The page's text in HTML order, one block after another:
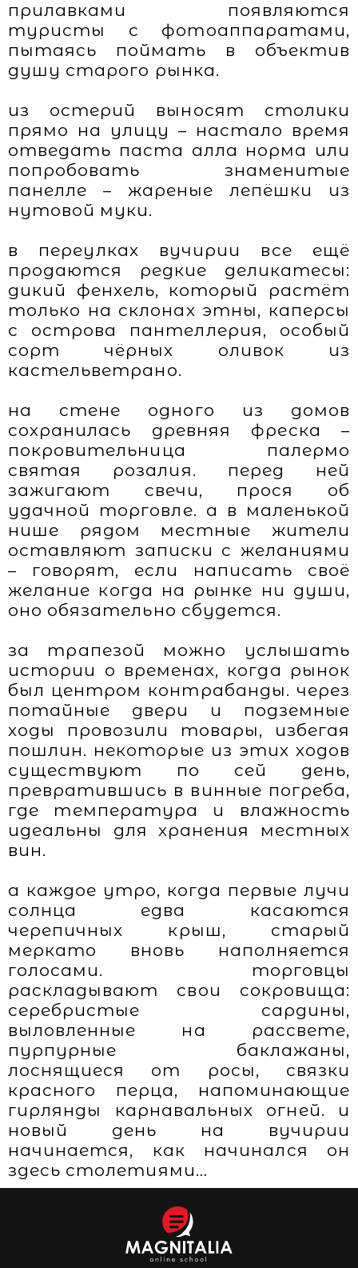
прилавками появляются
туристы с фотоаппаратами,
пытаясь поймать в объектив
душу старого рынка.
из остерий выносят столики
прямо на улицу – настало время
отведать паста алла норма или
попробовать знаменитые
панелле – жареные лепёшки из
нутовой муки.
в переулках вучирии все ещё
продаются редкие деликатесы:
дикий фенхель, который растёт
только на склонах этны, каперсы
с острова пантеллерия, особый
сорт чёрных оливок из
кастельветрано.
на стене одного из домов
сохранилась древняя фреска –
покровительница палермо
святая розалия. перед ней
зажигают свечи, прося об
удачной торговле. а в маленькой
нише рядом местные жители
оставляют записки с желаниями
– говорят, если написать своё
желание когда на рынке ни души,
оно обязательно сбудется.
за трапезой можно услышать
истории о временах, когда рынок
был центром контрабанды. через
потайные двери и подземные
ходы провозили товары, избегая
пошлин. некоторые из этих ходов
существуют по сей день,
превратившись в винные погреба,
где температура и влажность
идеальны для хранения местных
вин.
а каждое утро, когда первые лучи
солнца едва касаются
черепичных крыш, старый
меркато вновь наполняется
голосами. торговцы
раскладывают свои сокровища:
серебристые сардины,
выловленные на рассвете,
пурпурные баклажаны,
лоснящиеся от росы, связки
красного перца, напоминающие
гирлянды карнавальных огней. и
новый день на вучирии
начинается, как начинался он
здесь столетиями…